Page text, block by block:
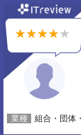
組合・団体